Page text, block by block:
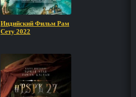
Индийский Фильм Рам
Сету 2022